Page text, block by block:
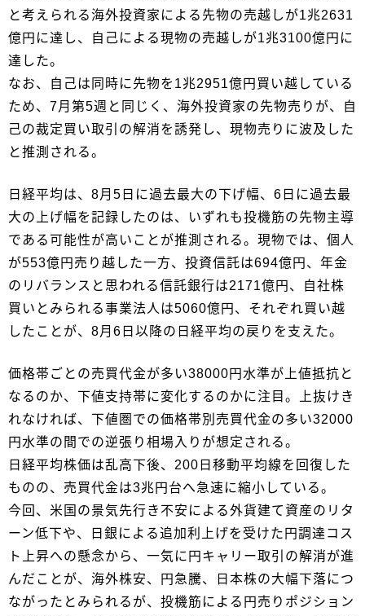
と考えられる海外投資家による先物の売越しが1兆2631
億円に達し、自己による現物の売越しが1兆3100億円に
達した。
なお、自己は同時に先物を1兆2951億円買い越している
ため、7月第5週と同じく、海外投資家の先物売りが、自
己の裁定買い取引の解消を誘発し、現物売りに波及した
と推測される。
日経平均は、8月5日に過去最大の下げ幅、6日に過去最
大の上げ幅を記録したのは、いずれも投機筋の先物主導
である可能性が高いことが推測される。現物では、個人
が553億円売り越した一方、投資信託は694億円、年金
のリバランスと思われる信託銀行は2171億円、自社株
買いとみられる事業法人は5060億円、それぞれ買い越
したことが、8月6日以降の日経平均の戻りを支えた。
価格帯ごとの売買代金が多い38000円水準が上値抵抗と
なるのか、下値支持帯に変化するのかに注目。上抜けき
れなければ、下値圏での価格帯別売買代金の多い32000
円水準の間での逆張り相場入りが想定される。
日経平均株価は乱高下後、200日移動平均線を回復した
ものの、売買代金は3兆円台へ急速に縮小している。
今回、米国の景気先行き不安による外貨建て資産のリタ
ーン低下や、日銀による追加利上げを受けた円調達コス
ト上昇への懸念から、一気に円キャリー取引の解消が進
んだことが、海外株安、円急騰、日本株の大幅下落につ
ながったとみられるが、投機筋による円売りポジション